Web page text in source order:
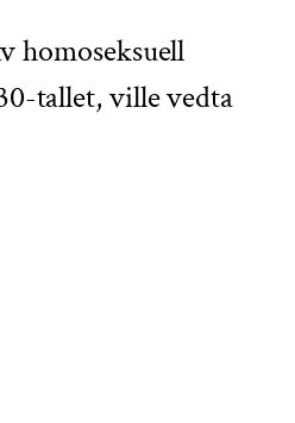
homoseksuell
tallet, ville vedta